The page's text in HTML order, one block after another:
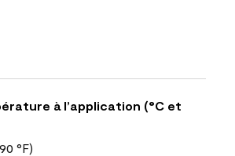
à l’application (°C et
°F)